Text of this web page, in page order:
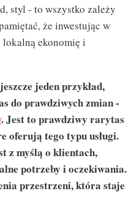
styl - to wszystko zależy
że inwestując w
lokalną ekonomię i
jeden przykład,
do prawdziwych zmian -
. Jest to prawdziwy rarytas
oferują tego typu usługi.
z myślą o klientach,
potrzeby i oczekiwania.
przestrzeni, która staje